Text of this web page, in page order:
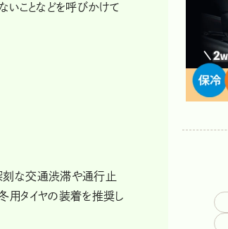
いことなどを呼びかけて
刻な交通渋滞や通行止
用タイヤの装着を推奨し